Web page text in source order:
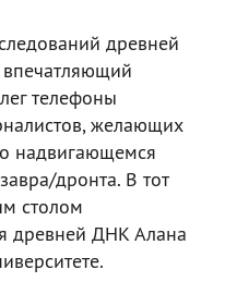
древней
телефоны
желающих
надвигающемся
дронта. В тот
столом
древней ДНК Алана